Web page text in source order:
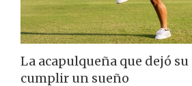
La acapulqueña que dejó
cumplir un sueño